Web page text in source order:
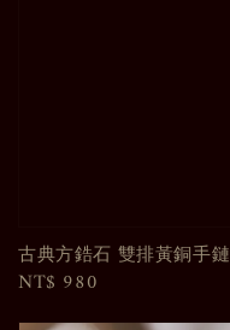
古典方鋯石 雙排黃銅手鏈
Regular
NT$ 980